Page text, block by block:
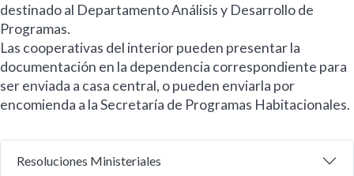
destinado al Departamento Análisis y Desarrollo de
Programas.
Las cooperativas del interior pueden presentar la
documentación en la dependencia correspondiente para
ser enviada a casa central, o pueden enviarla por
encomienda a la Secretaría de Programas Habitacionales.
Resoluciones Ministeriales